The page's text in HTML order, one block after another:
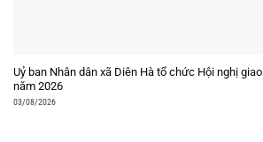
Uỷ ban Nhân dân xã Diên Hà tổ chức Hội nghị
năm 2026
03/08/2026